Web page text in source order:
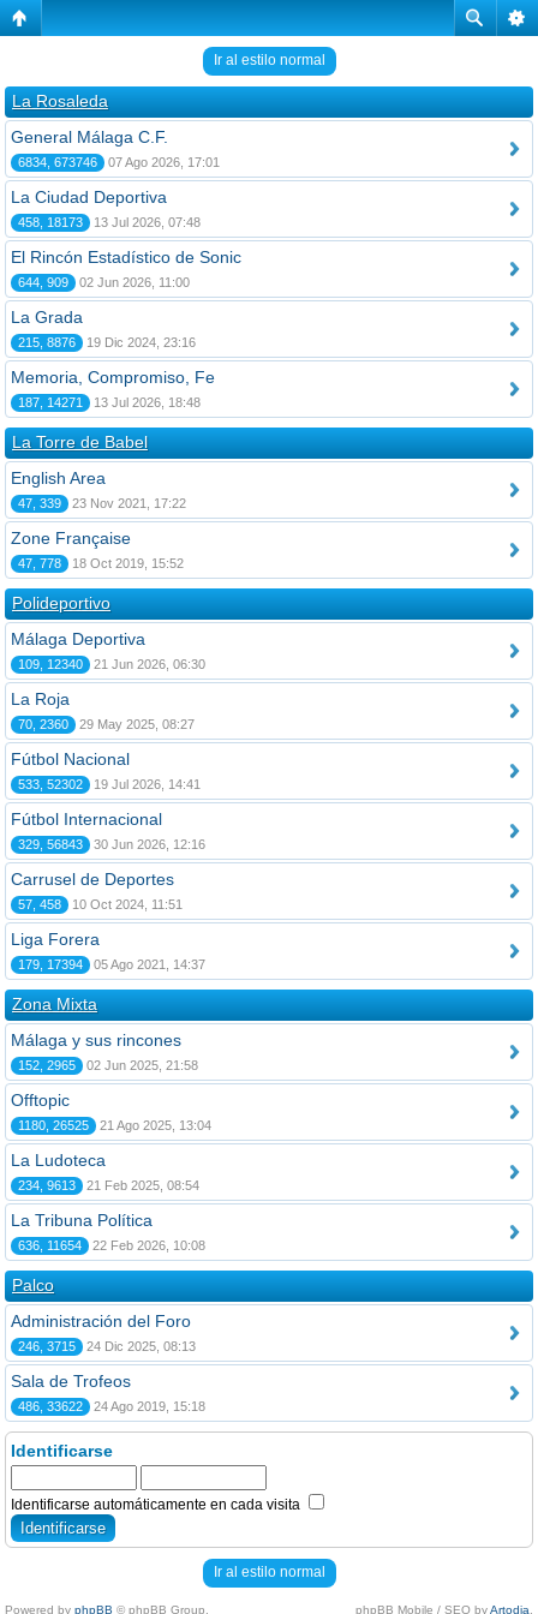
Ir al estilo normal
La Rosaleda
General Málaga C.F.
6834, 673746 07 Ago 2026, 17:01
La Ciudad Deportiva
458, 18173 13 Jul 2026, 07:48
El Rincón Estadístico de Sonic
644, 909 02 Jun 2026, 11:00
La Grada
215, 8876 19 Dic 2024, 23:16
Memoria, Compromiso, Fe
187, 14271 13 Jul 2026, 18:48
La Torre de Babel
English Area
47, 339 23 Nov 2021, 17:22
Zone Française
47, 778 18 Oct 2019, 15:52
Polideportivo
Málaga Deportiva
109, 12340 21 Jun 2026, 06:30
La Roja
70, 2360 29 May 2025, 08:27
Fútbol Nacional
533, 52302 19 Jul 2026, 14:41
Fútbol Internacional
329, 56843 30 Jun 2026, 12:16
Carrusel de Deportes
57, 458 10 Oct 2024, 11:51
Liga Forera
179, 17394 05 Ago 2021, 14:37
Zona Mixta
Málaga y sus rincones
152, 2965 02 Jun 2025, 21:58
Offtopic
1180, 26525 21 Ago 2025, 13:04
La Ludoteca
234, 9613 21 Feb 2025, 08:54
La Tribuna Política
636, 11654 22 Feb 2026, 10:08
Palco
Administración del Foro
246, 3715 24 Dic 2025, 08:13
Sala de Trofeos
486, 33622 24 Ago 2019, 15:18
Identificarse
Identificarse automáticamente en cada visita
Ir al estilo normal
Powered by phpBB © phpBB Group. phpBB Mobile / SEO byArtodia